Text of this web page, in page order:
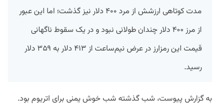
مدت کوتاهی ارزشش از مرد ۴۰۰ دلار نیز گذشت؛ اما این عبور
از مرز ۴۰۰ دلار چندان طولانی نبود و در یک سقوط ناگهانی
قیمت این رمزارز در عرض نیم‌ساعت از ۴۱۳ دلار به ۳۵۹ دلار
رسید.
به گزارش پیوست، شب گذشته شب خوش یمنی برای اتریوم بود.